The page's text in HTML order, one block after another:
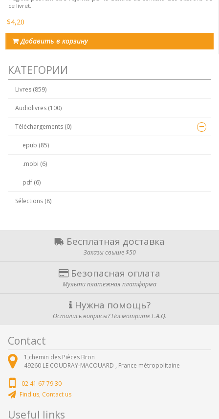
ce livret.
$4,20
Добавить в корзину
КАТЕГОРИИ
Livres (859)
Audiolivres (100)
Téléchargements (0)
epub (85)
.mobi (6)
pdf (6)
Sélections (8)
Бесплатная доставка
Заказы свыше $50
Безопасная оплата
Мульти платежная платформа
Нужна помощь?
Остались вопросы? Посмотрите F.A.Q.
Contact
1,chemin des Pièces Bron
49260 LE COUDRAY-MACOUARD , France métropolitaine
02 41 67 79 30
Find us, Contact us
Useful links